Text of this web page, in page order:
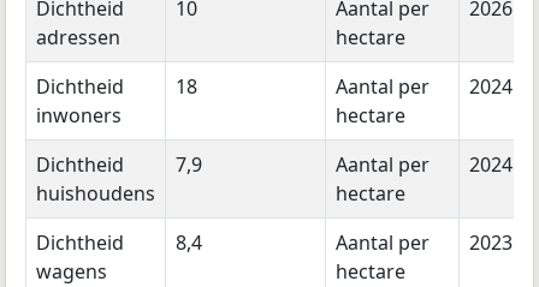
Dichtheid
adressen
10
Aantal per
hectare
2026
Dichtheid
inwoners
18
Aantal per
hectare
2024
Dichtheid
huishoudens
7,9
Aantal per
hectare
2024
Dichtheid
wagens
8,4
Aantal per
hectare
2023